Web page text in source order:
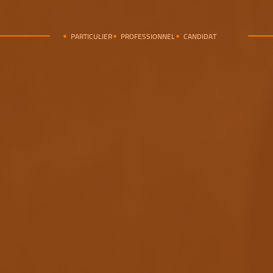
PARTICULIER PROFESSIONNEL CANDIDAT